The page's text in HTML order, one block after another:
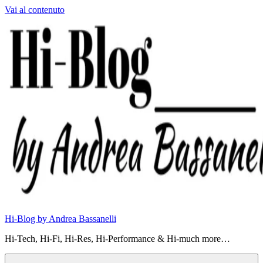
Vai al contenuto
Hi-Blog by Andrea Bassanelli
Hi-Tech, Hi-Fi, Hi-Res, Hi-Performance & Hi-much more…